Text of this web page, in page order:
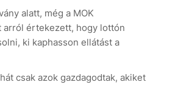
alatt, még a MOK
arról értekezett, hogy lottón
ki kaphasson ellátást a
csak azok gazdagodtak, akiket